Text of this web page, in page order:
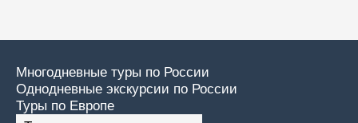
Многодневные туры по России
Однодневные экскурсии по России
Туры по Европе